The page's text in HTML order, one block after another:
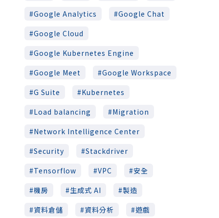
Google Analytics
Google Chat
Google Cloud
Google Kubernetes Engine
Google Meet
Google Workspace
G Suite
Kubernetes
Load balancing
Migration
Network Intelligence Center
Security
Stackdriver
Tensorflow
VPC
安全
機房
生成式 AI
製造
資料倉儲
資料分析
遊戲